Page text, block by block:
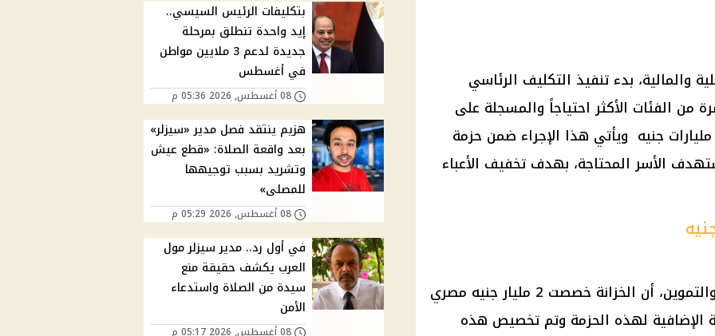
والمالية، بدء تنفيذ التكليف الرئاسي
لـ10 ملايين أسرة من الفئات الأكثر احتياجاً والمسجلة على
التموين، بتكلفة إجمالية 4 مليارات جنيه ويأتي هذا الإجراء ضمن حزمة
الأسر المحتاجة، بهدف تخفيف الأعباء
وأكد بيان مشترك لوزارتي المالية والتموين، أن الخزانة خصصت 2 مليار جنيه مصري
الإضافية لهذه الحزمة وتم تخصيص هذه
بتكليفات الرئيس السيسي..
إيد واحدة تنطلق بمرحلة
جديدة لدعم 3 ملايين مواطن
في أغسطس
08 أغسطس, 2026 05:36 م
هزيم ينتقد فصل مدير «سيزلر»
بعد واقعة الصلاة: «قطع عيش
وتشريد بسبب توجيهها
للمصلى»
08 أغسطس, 2026 05:29 م
في أول رد.. مدير سيزلر مول
العرب يكشف حقيقة منع
سيدة من الصلاة واستدعاء
الأمن
08 أغسطس, 2026 05:17 م